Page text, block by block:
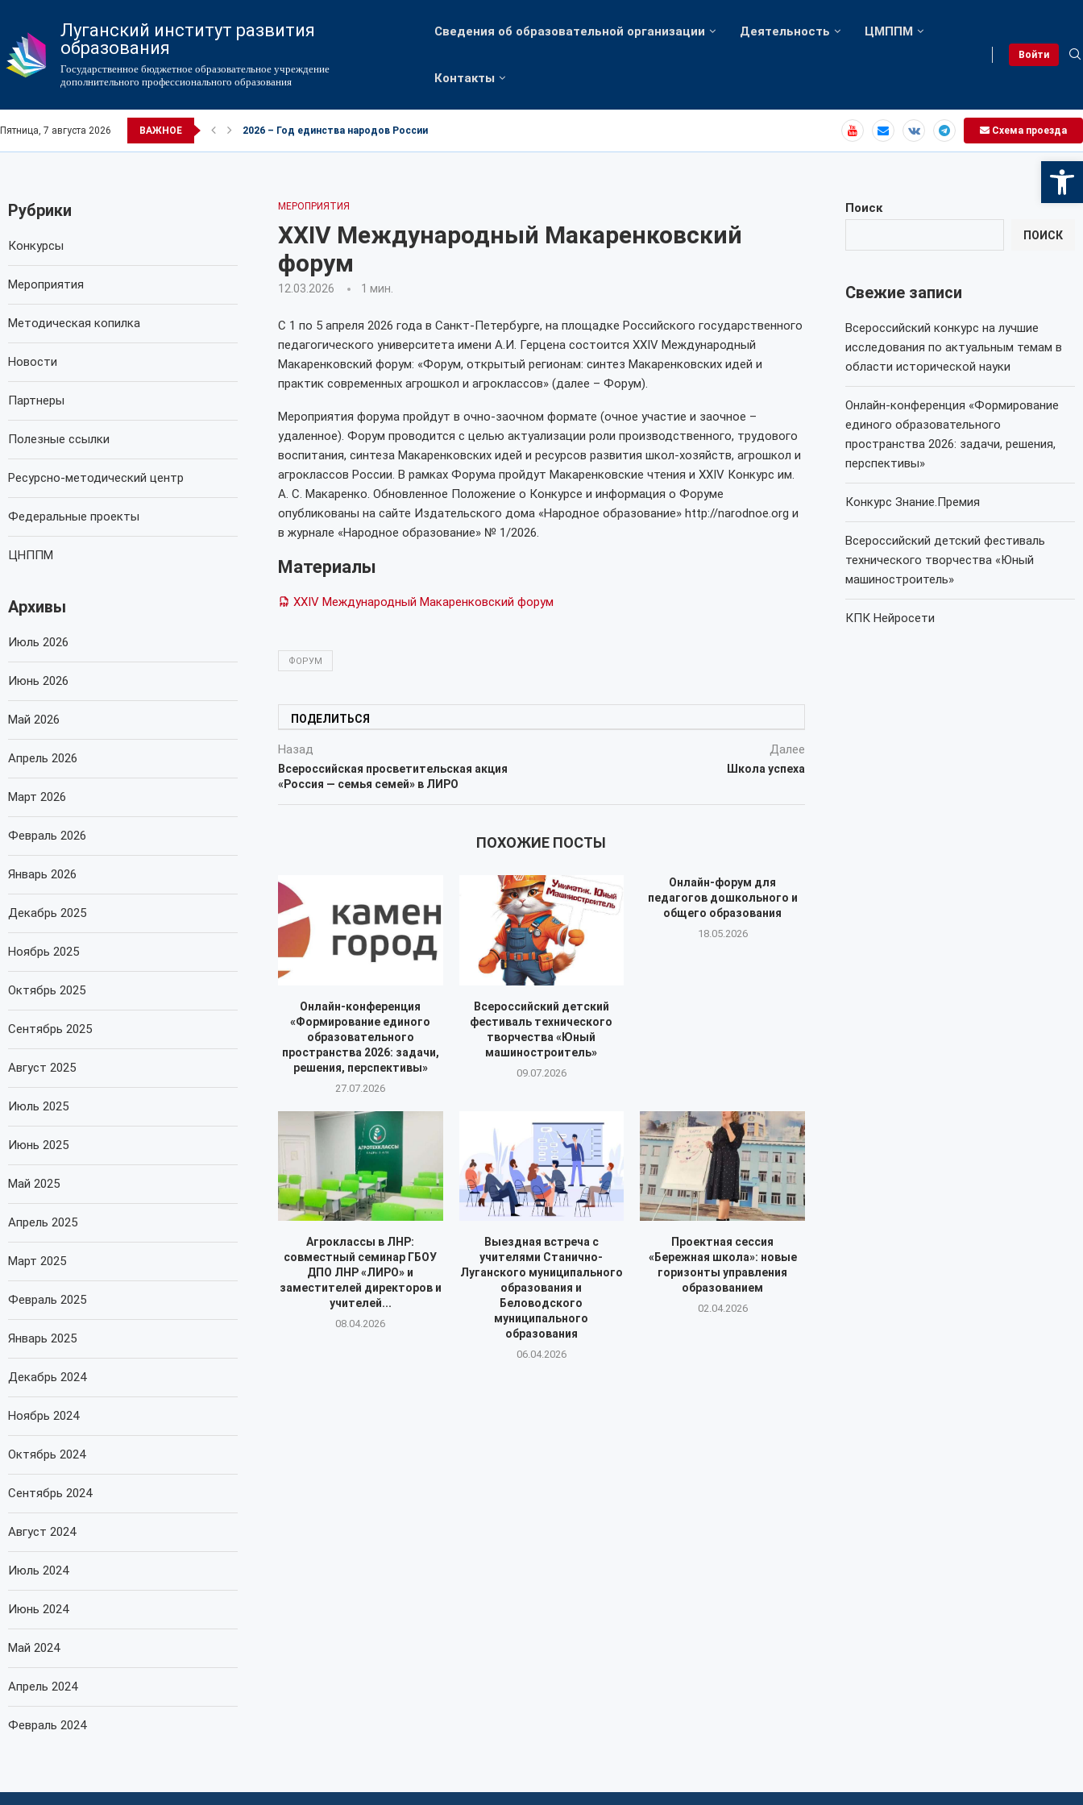
Луганский институт развития
образования
Государственное бюджетное образовательное учреждение
дополнительного профессионального образования
Сведения об образовательной организации Деятельность ЦМППМ
Контакты
Войти
Пятница, 7 августа 2026 ВАЖНОЕ 2026 – Год единства народов России Схема проезда
МЕРОПРИЯТИЯ
ХХIV Международный Макаренковский
форум
12.03.2026 1 мин.
С 1 по 5 апреля 2026 года в Санкт-Петербурге, на площадке Российского государственного
педагогического университета имени А.И. Герцена состоится ХХIV Международный
Макаренковский форум: «Форум, открытый регионам: синтез Макаренковских идей и
практик современных агрошкол и агроклассов» (далее – Форум).
Мероприятия форума пройдут в очно-заочном формате (очное участие и заочное –
удаленное). Форум проводится с целью актуализации роли производственного, трудового
воспитания, синтеза Макаренковских идей и ресурсов развития школ-хозяйств, агрошкол и
агроклассов России. В рамках Форума пройдут Макаренковские чтения и XXIV Конкурс им.
А. С. Макаренко. Обновленное Положение о Конкурсе и информация о Форуме
опубликованы на сайте Издательского дома «Народное образование» http://narodnoe.org и
в журнале «Народное образование» № 1/2026.
Материалы
ХХIV Международный Макаренковский форум
ФОРУМ
ПОДЕЛИТЬСЯ
Назад
Всероссийская просветительская акция
«Россия — семья семей» в ЛИРО
Далее
Школа успеха
ПОХОЖИЕ ПОСТЫ
Онлайн-конференция
«Формирование единого
образовательного
пространства 2026: задачи,
решения, перспективы»
27.07.2026
Всероссийский детский
фестиваль технического
творчества «Юный
машиностроитель»
09.07.2026
Онлайн-форум для
педагогов дошкольного и
общего образования
18.05.2026
Агроклассы в ЛНР:
совместный семинар ГБОУ
ДПО ЛНР «ЛИРО» и
заместителей директоров и
учителей...
08.04.2026
Выездная встреча с
учителями Станично-
Луганского муниципального
образования и
Беловодского
муниципального
образования
06.04.2026
Проектная сессия
«Бережная школа»: новые
горизонты управления
образованием
02.04.2026
Поиск
ПОИСК
Свежие записи
Всероссийский конкурс на лучшие
исследования по актуальным темам в
области исторической науки
Онлайн-конференция «Формирование
единого образовательного
пространства 2026: задачи, решения,
перспективы»
Конкурс Знание.Премия
Всероссийский детский фестиваль
технического творчества «Юный
машиностроитель»
КПК Нейросети
Рубрики
Конкурсы
Мероприятия
Методическая копилка
Новости
Партнеры
Полезные ссылки
Ресурсно-методический центр
Федеральные проекты
ЦНППМ
Архивы
Июль 2026
Июнь 2026
Май 2026
Апрель 2026
Март 2026
Февраль 2026
Январь 2026
Декабрь 2025
Ноябрь 2025
Октябрь 2025
Сентябрь 2025
Август 2025
Июль 2025
Июнь 2025
Май 2025
Апрель 2025
Март 2025
Февраль 2025
Январь 2025
Декабрь 2024
Ноябрь 2024
Октябрь 2024
Сентябрь 2024
Август 2024
Июль 2024
Июнь 2024
Май 2024
Апрель 2024
Февраль 2024